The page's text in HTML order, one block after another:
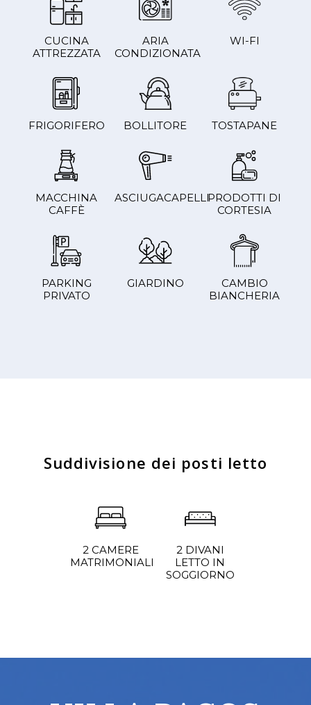
CUCINA
ATTREZZATA
ARIA
CONDIZIONATA
WI-FI
FRIGORIFERO BOLLITORE TOSTAPANE
MACCHINA
CAFFÈ
ASCIUGACAPELLIPRODOTTI DI
CORTESIA
PARKING
PRIVATO
GIARDINO
CAMBIO
BIANCHERIA
Suddivisione dei posti letto
2 CAMERE
MATRIMONIALI
2 DIVANI
LETTO IN
SOGGIORNO